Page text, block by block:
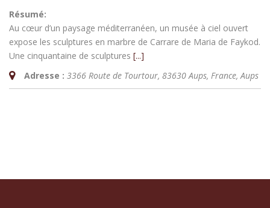
Résumé:
Au cœur d’un paysage méditerranéen, un musée à ciel ouvert
expose les sculptures en marbre de Carrare de Maria de Faykod.
Une cinquantaine de sculptures [...]
Adresse : 3366 Route de Tourtour, 83630 Aups, France,Aups